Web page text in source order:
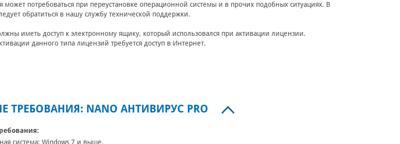
может потребоваться при переустановке операционной системы и в прочих подобных ситуациях. В
обратиться в нашу службу технической поддержки.
иметь доступ к электронному ящику, который использовался при активации лицензии.
данного типа лицензий требуется доступ в Интернет.
ТРЕБОВАНИЯ: NANO АНТИВИРУС PRO
система: Windows 7 и выше.